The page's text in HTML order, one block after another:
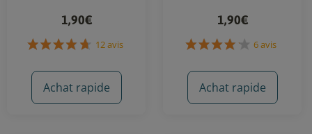
1,90€
12 avis
Achat rapide
1,90€
6 avis
Achat rapide